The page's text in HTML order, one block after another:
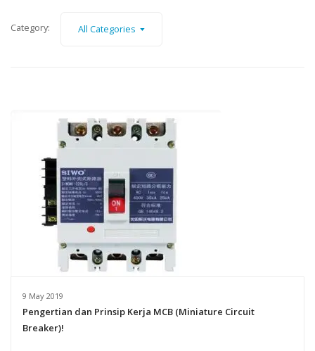
Category: All Categories
9 May 2019
Pengertian dan Prinsip Kerja MCB (Miniature Circuit
Breaker)!